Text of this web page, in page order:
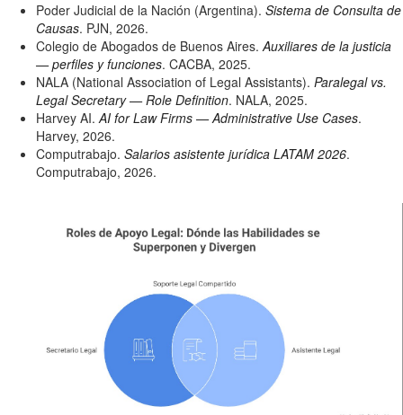
Poder Judicial de la Nación (Argentina). Sistema de Consulta de
Causas. PJN, 2026.
Colegio de Abogados de Buenos Aires.Auxiliares de la justicia
— perfiles y funciones. CACBA, 2025.
NALA (National Association of Legal Assistants). Paralegal vs.
Legal Secretary — Role Definition. NALA, 2025.
Harvey AI.AI for Law Firms — Administrative Use Cases.
Harvey, 2026.
Computrabajo. Salarios asistente jurídica LATAM 2026.
Computrabajo, 2026.